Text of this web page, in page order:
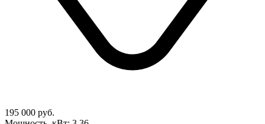
195 000 руб.